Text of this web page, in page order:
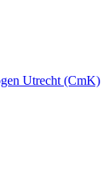
Utrecht (CmK)